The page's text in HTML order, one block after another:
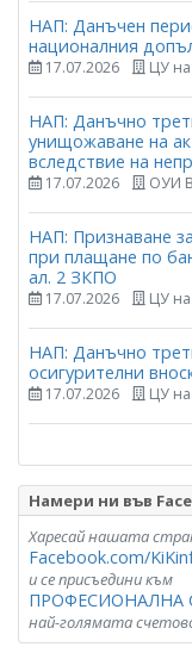
НАП: Данъчен
националния
17.07.2026 ЦУ
НАП: Данъчно
унищожаване на
вследствие на
17.07.2026 ОУИ
НАП: Признаване
при плащане по
ал. 2 ЗКПО
17.07.2026 ЦУ
НАП: Данъчно
осигурителни
17.07.2026 ЦУ
Намери ни във
Харесай нашата
Facebook.com/
и се присъедини към
най-голямата